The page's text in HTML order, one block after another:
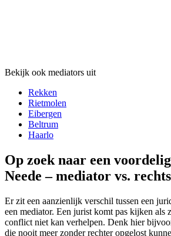
Bekijk ook mediators uit
Rekken
Rietmolen
Eibergen
Beltrum
Haarlo
Op zoek naar een
Neede – mediator vs.
Er zit een aanzienlijk verschil tussen een
een mediator. Een jurist komt pas kijken als
conflict niet kan verhelpen. Denk hier
die nooit meer zonder rechter opgelost